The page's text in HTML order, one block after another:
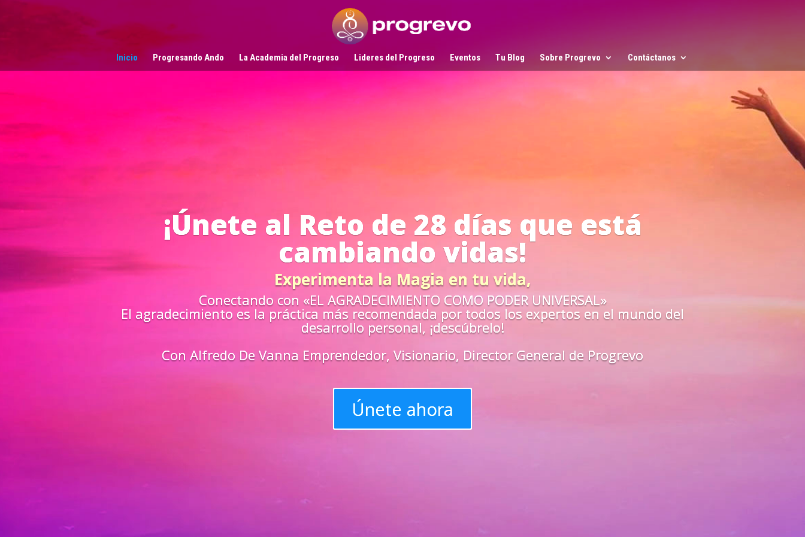
Inicio Progresando Ando La Academia del Progreso Lideres del Progreso Eventos Tu Blog Sobre Progrevo Contáctanos
Reproductor
Líderes del Progreso
en Acción
¿Sientes que no estás preparado para los
retos de la vida?
Aprende«EN VIVO» de los mejores guías y
maestros y superarte
progreso